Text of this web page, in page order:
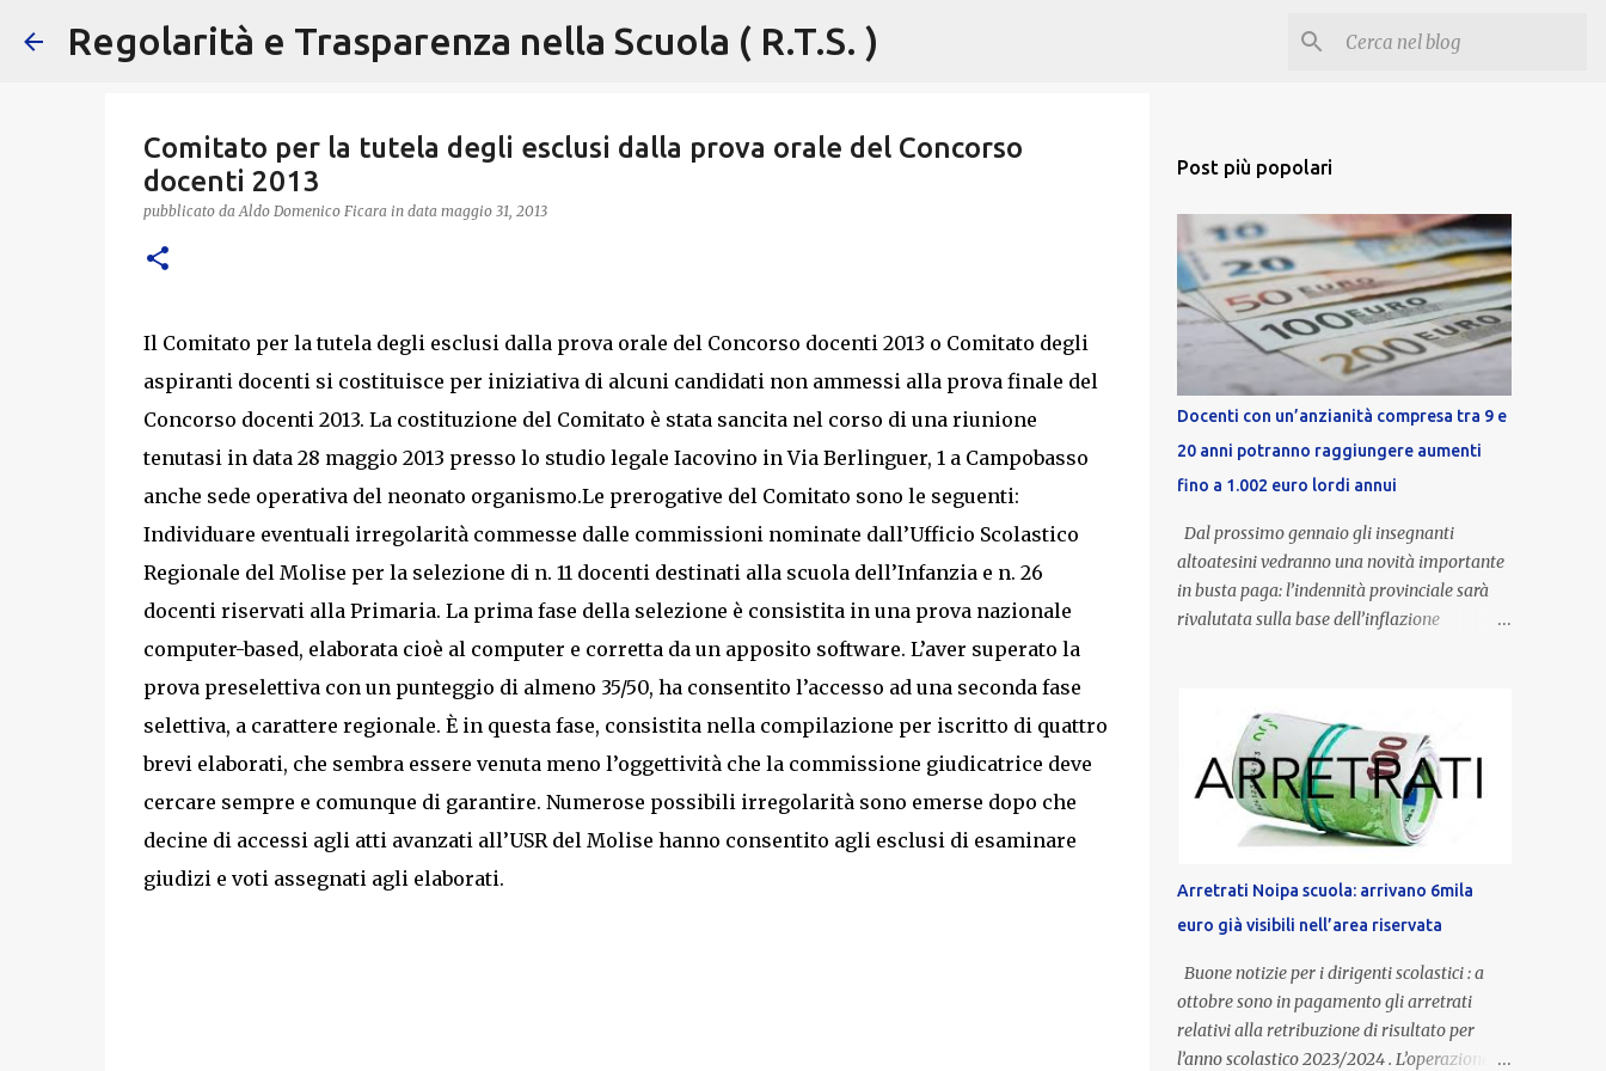
Passa ai contenuti principali
Regolarità e Trasparenza nella Scuola ( R.T.S. )
Comitato per la tutela degli esclusi dalla prova orale del Concorso
docenti 2013
pubblicato daAldo Domenico Ficara in data maggio 31, 2013
Il Comitato per la tutela degli esclusi dalla prova orale del Concorso docenti 2013 o Comitato degli
aspiranti docenti si costituisce per iniziativa di alcuni candidati non ammessi alla prova finale del
Concorso docenti 2013. La costituzione del Comitato è stata sancita nel corso di una riunione
tenutasi in data 28 maggio 2013 presso lo studio legale Iacovino in Via Berlinguer, 1 a Campobasso
anche sede operativa del neonato organismo.Le prerogative del Comitato sono le seguenti:
Individuare eventuali irregolarità commesse dalle commissioni nominate dall’Ufficio Scolastico
Regionale del Molise per la selezione di n. 11 docenti destinati alla scuola dell’Infanzia e n. 26
docenti riservati alla Primaria. La prima fase della selezione è consistita in una prova nazionale
computer-based, elaborata cioè al computer e corretta da un apposito software. L’aver superato la
prova preselettiva con un punteggio di almeno 35/50, ha consentito l’accesso ad una seconda fase
selettiva, a carattere regionale. È in questa fase, consistita nella compilazione per iscritto di quattro
brevi elaborati, che sembra essere venuta meno l’oggettività che la commissione giudicatrice deve
cercare sempre e comunque di garantire. Numerose possibili irregolarità sono emerse dopo che
decine di accessi agli atti avanzati all’USR del Molise hanno consentito agli esclusi di esaminare
giudizi e voti assegnati agli elaborati.
Post più popolari
Docenti con un’anzianità compresa tra 9 e
20 anni potranno raggiungere aumenti
fino a 1.002 euro lordi annui
Dal prossimo gennaio gli insegnanti
altoatesini vedranno una novità importante
in busta paga: l’indennità provinciale sarà
rivalutata sulla base dell’inflazione
un’anzianità compresa tra 9 e 20 anni
potranno raggiungere fino a 1.002 euro lordi
annui. Il nuovo contratto provinciale
introduce inoltre un congedo speciale
dedicato alle donne vittime di violenza di
genere, in linea con la normativa nazionale e
con l’obiettivo di offrire maggiore tutela e
supporto in situazioni delicate. L’indennità
provinciale per i docenti è un unicum in
Italia: si tratta di una misura esclusiva della
Provincia autonoma di Bolzano, che integra
in maniera stabile lo stipendio nazionale
Arretrati Noipa scuola: arrivano 6mila
euro già visibili nell’area riservata
Buone notizie per i dirigenti scolastici : a
ottobre sono in pagamento gli arretrati
relativi alla retribuzione di risultato per
l’anno scolastico 2023/2024 . L’operazione,